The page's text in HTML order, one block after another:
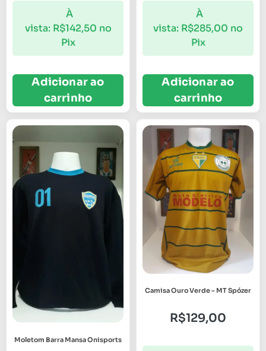
À
vista: R$142,50 no
Pix
Adicionar ao
carrinho
À
vista: R$285,00 no
Pix
Adicionar ao
carrinho
Moletom Barra Mansa Onisports
Camisa Ouro Verde – MT Spózer
R$129,00